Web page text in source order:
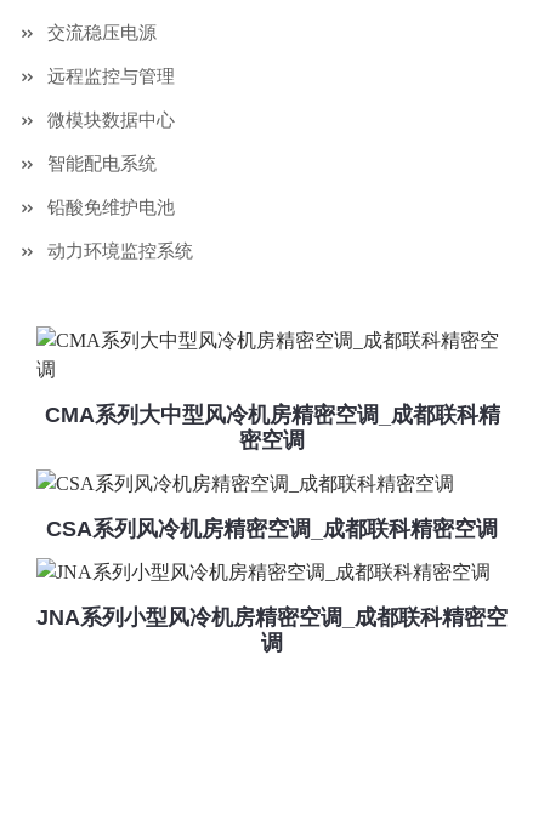
交流稳压电源
远程监控与管理
微模块数据中心
智能配电系统
铅酸免维护电池
动力环境监控系统
CMA系列大中型风冷机房精密空调_成都联科精
密空调
CSA系列风冷机房精密空调_成都联科精密空调
JNA系列小型风冷机房精密空调_成都联科精密空
调